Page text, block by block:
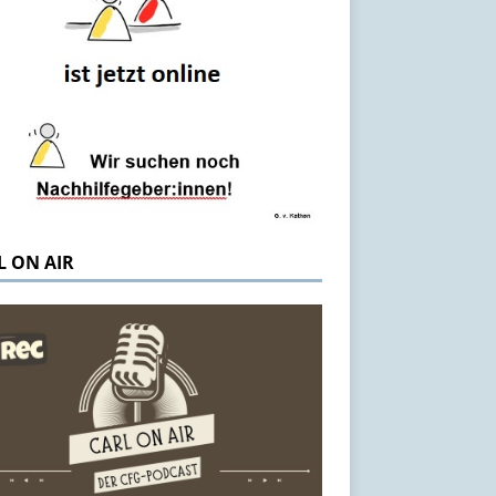
ON AIR